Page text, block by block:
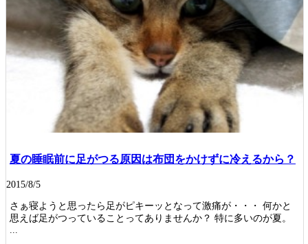
夏の睡眠前に足がつる原因は布団をかけずに冷えるから？
2015/8/5
さぁ寝ようと思ったら足がピキーッとなって激痛が・・・ 何かと
思えば足がつっていることってありませんか？ 特に多いのが夏。